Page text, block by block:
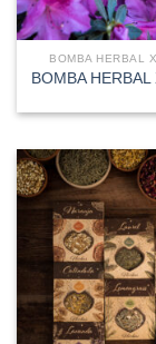
BOMBA HERBAL
BOMBA HERBAL